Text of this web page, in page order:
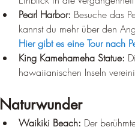
Pearl Harbor: Besuche das
kannst du mehr über den
Hier gibt es eine Tour nach
King Kamehameha Statue:
hawaiianischen Inseln
Naturwunder
Waikiki Beach: Der